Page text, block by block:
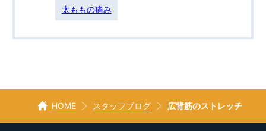
太ももの痛み
HOME スタッフブログ 広背筋のストレッチ